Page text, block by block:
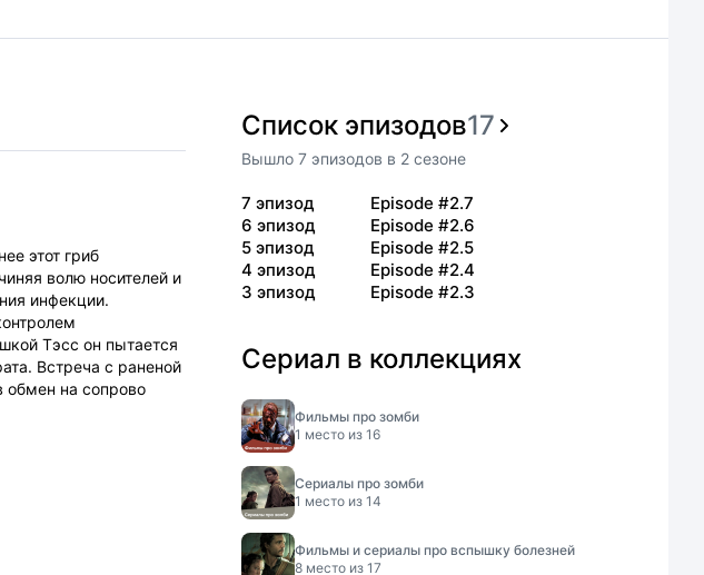
этот гриб
волю носителей и
инфекции.
Тэсс он пытается
Встреча с раненой
обмен на сопрово
Список эпизодов17
Вышло 7 эпизодов в 2 сезоне
7 эпизод
Episode #2.7
6 эпизод
Episode #2.6
5 эпизод
Episode #2.5
4 эпизод
Episode #2.4
3 эпизод Episode #2.3
Сериал в коллекциях
Фильмы про зомби
1 место из 16
Сериалы про зомби
1 место из 14
Фильмы и сериалы про вспышку болезней
8 место из 17